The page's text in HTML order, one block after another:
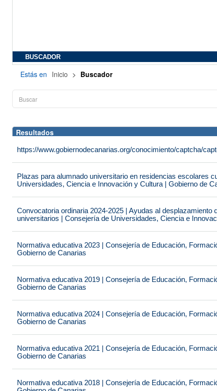
BUSCADOR
Estás en Inicio > Buscador
Resultados
https://www.gobiernodecanarias.org/conocimiento/captcha/
Plazas para alumnado universitario en residencias escolares
Universidades, Ciencia e Innovación y Cultura | Gobierno de
Convocatoria ordinaria 2024-2025 | Ayudas al desplazamiento
universitarios | Consejería de Universidades, Ciencia e
Normativa educativa 2023 | Consejería de Educación,
Gobierno de Canarias
Normativa educativa 2019 | Consejería de Educación,
Gobierno de Canarias
Normativa educativa 2024 | Consejería de Educación,
Gobierno de Canarias
Normativa educativa 2021 | Consejería de Educación,
Gobierno de Canarias
Normativa educativa 2018 | Consejería de Educación,